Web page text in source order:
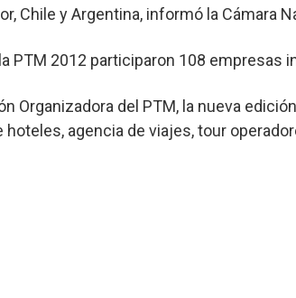
Chile y Argentina, informó la Cámara
PTM 2012 participaron 108 empresas
Organizadora del PTM, la nueva
hoteles, agencia de viajes, tour